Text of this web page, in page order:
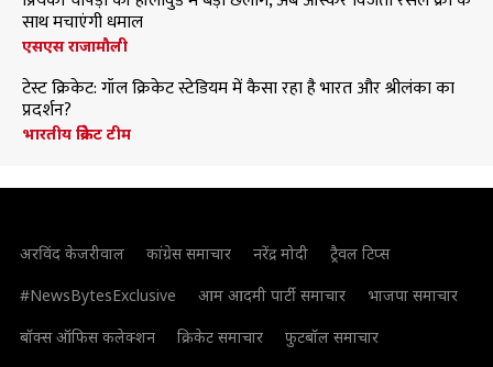
साथ मचाएंगी धमाल
एसएस राजामौली
टेस्ट क्रिकेट: गॉल क्रिकेट स्टेडियम में कैसा रहा है भारत और श्रीलंका का
प्रदर्शन?
भारतीय क्रिकेट टीम
अरविंद केजरीवाल कांग्रेस समाचार नरेंद्र मोदी
ट्रैवल टिप्स
#NewsBytesExclusive
आम आदमी पार्टी समाचार
भाजपा समाचार
बॉक्स ऑफिस कलेक्शन
क्रिकेट समाचार फुटबॉल समाचार